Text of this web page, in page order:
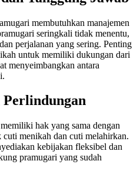
membutuhkan manajemen
seringkali tidak menentu,
perjalanan yang sering. Penting
untuk memiliki dukungan dari
menyeimbangkan antara
hak yang sama dengan
menikah dan cuti melahirkan.
kebijakan fleksibel dan
pramugari yang sudah